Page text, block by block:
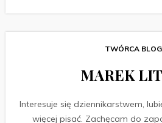
TWÓRCA
MAREK
Interesuje się dziennikarstwem,
więcej pisać. Zachęcam do